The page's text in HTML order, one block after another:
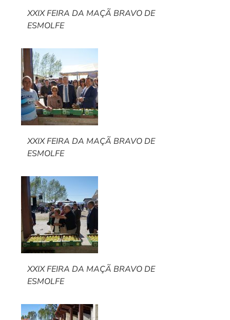
XXIX FEIRA DA MAÇÃ BRAVO DE
ESMOLFE
XXIX FEIRA DA MAÇÃ BRAVO DE
ESMOLFE
XXIX FEIRA DA MAÇÃ BRAVO DE
ESMOLFE